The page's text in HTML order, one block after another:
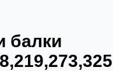
балки